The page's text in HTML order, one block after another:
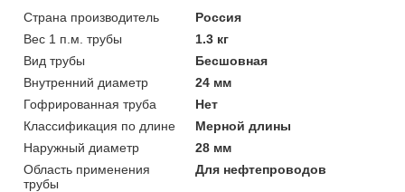
Страна производитель
Россия
Вес 1 п.м. трубы
1.3 кг
Вид трубы
Бесшовная
Внутренний диаметр
24 мм
Гофрированная труба
Нет
Классификация по длине
Мерной длины
Наружный диаметр
28 мм
Область применения
трубы
Для нефтепроводов